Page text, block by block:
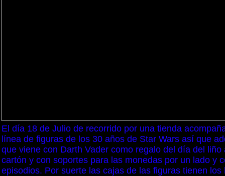
El día 18 de Julio de recorrido por una tienda
línea de figuras de los 30 años de Star Wars así que
que viene con Darth Vader como regalo del día del
cartón y con soportes para las monedas por un lado y
episodios. Por suerte las cajas de las figuras tienen